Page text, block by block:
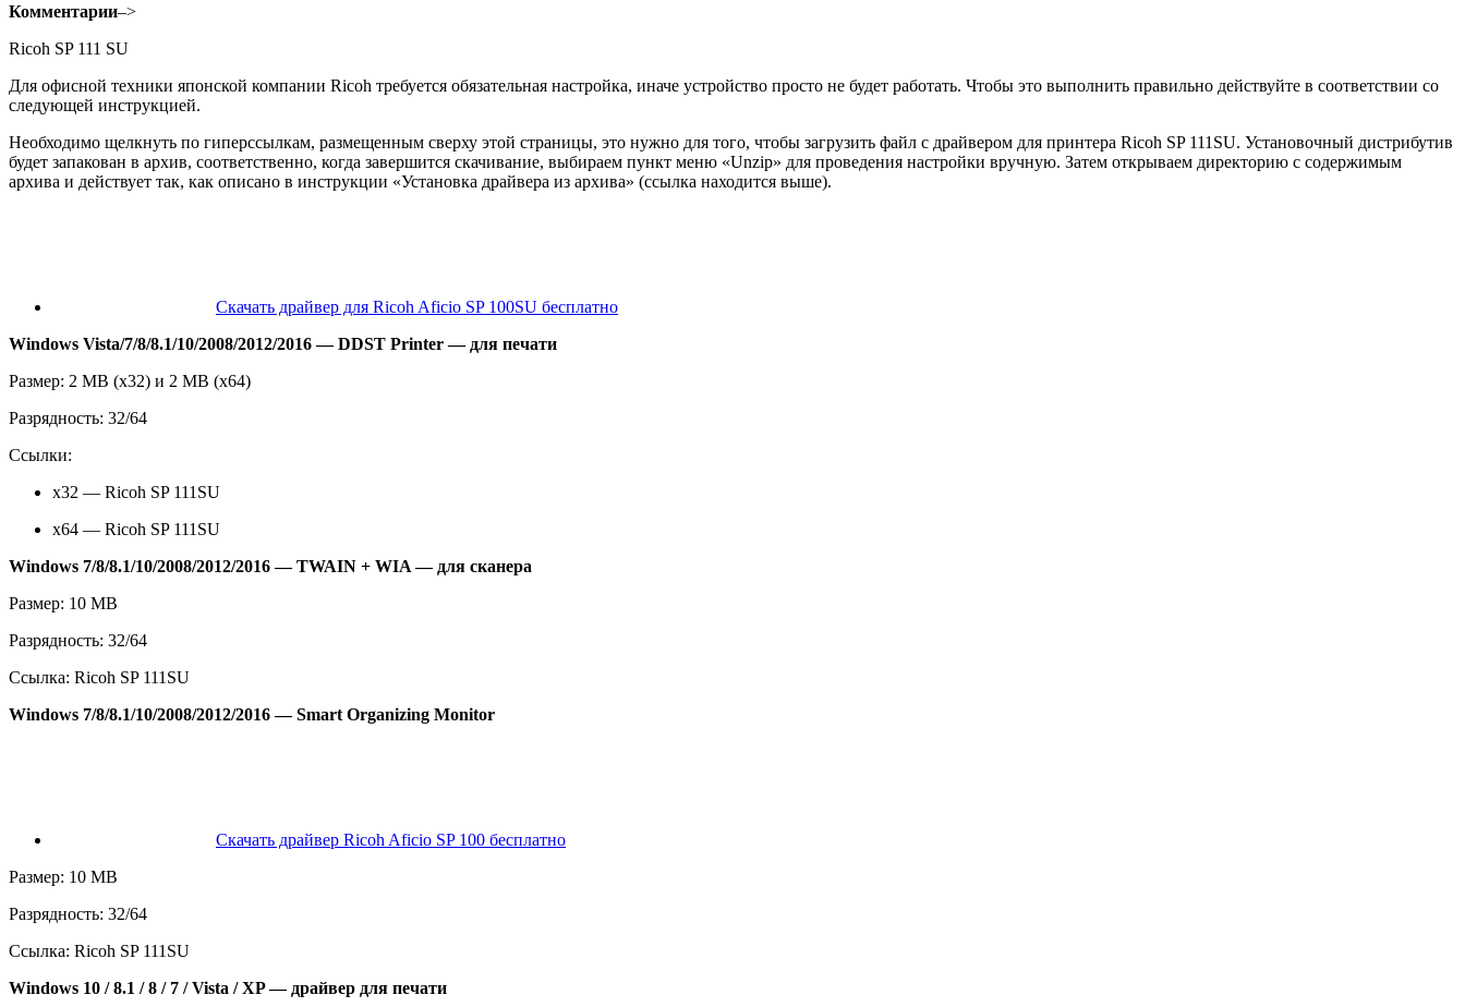
Комментарии–>
Ricoh SP 111 SU
Для офисной техники японской компании Ricoh требуется обязательная настройка, иначе устройство просто не будет работать. Чтобы это выполнить правильно действуйте в соответствии со
следующей инструкцией.
Необходимо щелкнуть по гиперссылкам, размещенным сверху этой страницы, это нужно для того, чтобы загрузить файл с драйвером для принтера Ricoh SP 111SU. Установочный дистрибутив
будет запакован в архив, соответственно, когда завершится скачивание, выбираем пункт меню «Unzip» для проведения настройки вручную. Затем открываем директорию с содержимым
архива и действует так, как описано в инструкции «Установка драйвера из архива» (ссылка находится выше).
Скачать драйвер для Ricoh Aficio SP 100SU бесплатно
Windows Vista/7/8/8.1/10/2008/2012/2016 — DDST Printer — для печати
Размер: 2 MB (x32) и 2 MB (x64)
Разрядность: 32/64
Ссылки:
x32 — Ricoh SP 111SU
x64 — Ricoh SP 111SU
Windows 7/8/8.1/10/2008/2012/2016 — TWAIN + WIA — для сканера
Размер: 10 MB
Разрядность: 32/64
Ссылка: Ricoh SP 111SU
Windows 7/8/8.1/10/2008/2012/2016 — Smart Organizing Monitor
Скачать драйвер Ricoh Aficio SP 100 бесплатно
Размер: 10 MB
Разрядность: 32/64
Ссылка: Ricoh SP 111SU
Windows 10 / 8.1 / 8 / 7 / Vista / XP — драйвер для печати